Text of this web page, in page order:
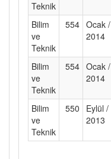
Teknik
Bilim
ve
Teknik
554 Ocak /
2014
Bilim
ve
Teknik
554 Ocak /
2014
Bilim
ve
Teknik
550
Eylül /
2013